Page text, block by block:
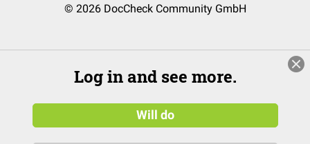
© 2026 DocCheck Community GmbH
Log in and see more.
Will do